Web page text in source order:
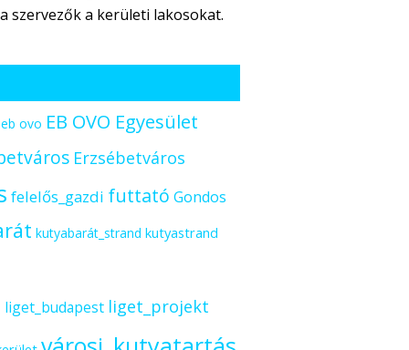
szervezők a kerületi lakosokat.
eb ovo EB OVO Egyesület
Erzsébetváros
felelős_gazdi futtató Gondos
kutyabarát_strand kutyastrand
liget_budapest liget_projekt